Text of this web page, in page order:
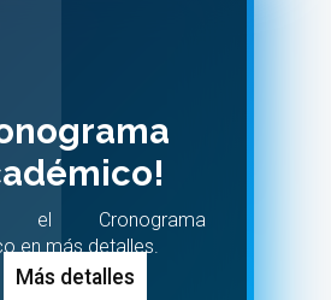
el Cronograma
en más detalles.
Más detalles